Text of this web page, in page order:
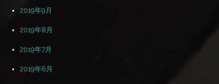
2019年9月
2019年8月
2019年7月
2019年6月